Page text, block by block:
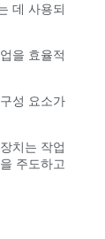
데 사용되
을 효율적
성 요소가
치는 작업
주도하고